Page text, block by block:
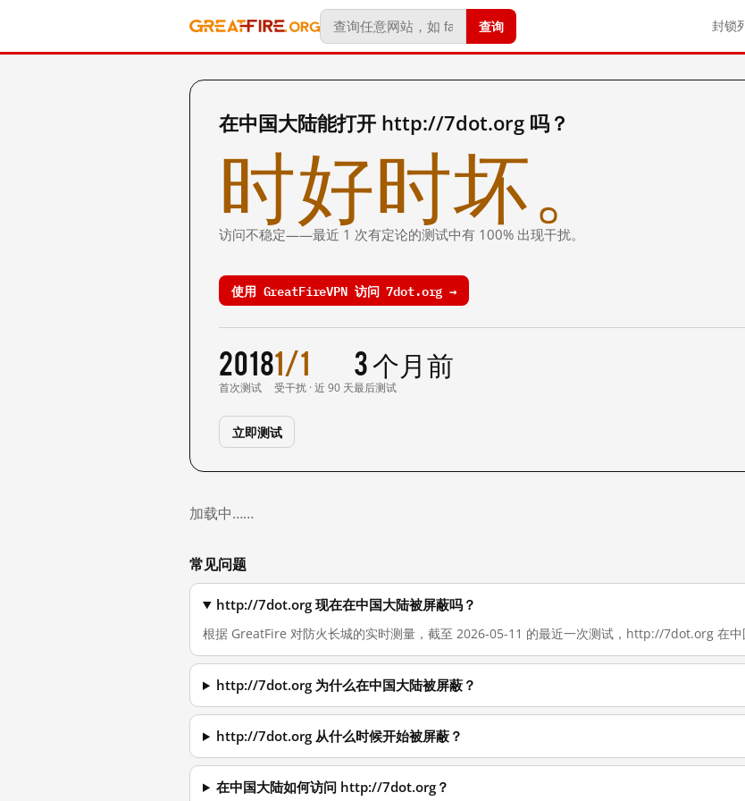
查询 封锁
在中国大陆能打开 http://7dot.org 吗？
时好时坏。
访问不稳定——最近 1 次有定论的测试中有 100% 出现干扰。
使用 GreatFireVPN 访问 7dot.org →
2018
首次测试
1/1
受干扰 · 近 90 天
3 个月前
最后测试
立即测试
加载中……
常见问题
http://7dot.org 现在在中国大陆被屏蔽吗？
根据 GreatFire 对防火长城的实时测量，截至 2026-05-11 的最近一次测试，http://7dot.org 在中
http://7dot.org 为什么在中国大陆被屏蔽？
http://7dot.org 从什么时候开始被屏蔽？
在中国大陆如何访问 http://7dot.org？